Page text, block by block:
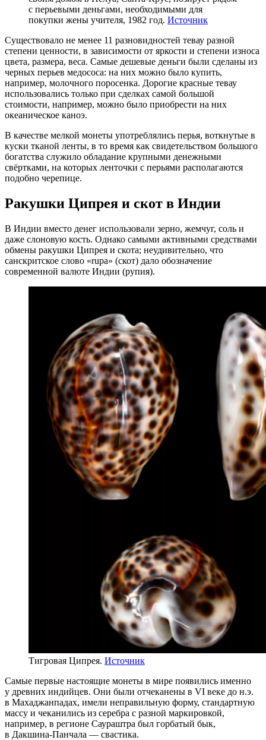
с перьевыми деньгами, необходимыми для
покупки жены учителя, 1982 год. Источник
Существовало не менее 11 разновидностей тевау разной
степени ценности, в зависимости от яркости и степени износа
цвета, размера, веса. Самые дешевые деньги были сделаны из
черных перьев медососа: на них можно было купить,
например, молочного поросенка. Дорогие красные тевау
использовались только при сделках самой большой
стоимости, например, можно было приобрести на них
океаническое каноэ.
В качестве мелкой монеты употреблялись перья, воткнутые в
куски тканой ленты, в то время как свидетельством большого
богатства служило обладание крупными денежными
свёртками, на которых ленточки с перьями располагаются
подобно черепице.
Ракушки Ципрея и скот в Индии
В Индии вместо денег использовали зерно, жемчуг, соль и
даже слоновую кость. Однако самыми активными средствами
обмены ракушки Ципрея и скота; неудивительно, что
санскритское слово «rupa» (скот) дало обозначение
современной валюте Индии (рупия).
Тигровая Ципрея. Источник
Самые первые настоящие монеты в мире появились именно
у древних индийцев. Они были отчеканены в VI веке до н.э.
в Махаджанпадах, имели неправильную форму, стандартную
массу и чеканились из серебра с разной маркировкой,
например, в регионе Саураштра был горбатый бык,
в Дакшина‑Панчала — свастика.